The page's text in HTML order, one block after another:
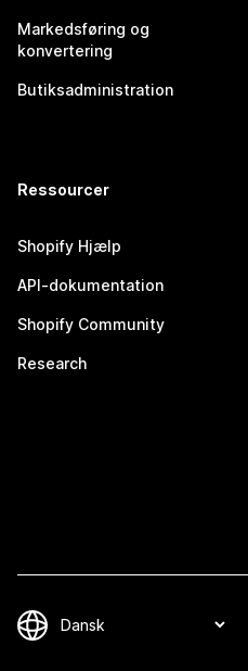
Markedsføring og
konvertering
Butiksadministration
Ressourcer
Shopify Hjælp
API-dokumentation
Shopify Community
Research